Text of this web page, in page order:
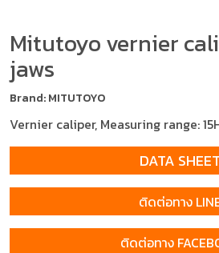
Mitutoyo vernier
jaws
Brand: MITUTOYO
Vernier caliper, Measuring range:
DATA SHEET
ติดต่อทาง
ติดต่อทาง